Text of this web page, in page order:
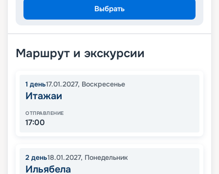
Выбрать
Маршрут и экскурсии
1 день17.01.2027, Воскресенье
Итажаи
ОТПРАВЛЕНИЕ
17:00
2 день18.01.2027, Понедельник
Ильябела